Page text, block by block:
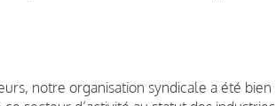
notre organisation syndicale a été bien